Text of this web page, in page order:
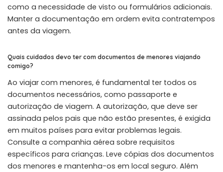
como a necessidade de visto ou formulários adicionais.
Manter a documentação em ordem evita contratempos
antes da viagem.
Quais cuidados devo ter com documentos de menores viajando
comigo?
Ao viajar com menores, é fundamental ter todos os
documentos necessários, como passaporte e
autorização de viagem. A autorização, que deve ser
assinada pelos pais que não estão presentes, é exigida
em muitos países para evitar problemas legais.
Consulte a companhia aérea sobre requisitos
específicos para crianças. Leve cópias dos documentos
dos menores e mantenha-os em local seguro. Além